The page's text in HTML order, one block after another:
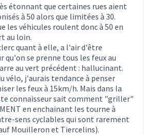
étonnant que certaines rues aient
à 50 alors que limitées à 30.
les véhicules roulent donc à 50 en
au loin.
quant à elle, a l'air d'être
qu'on se prenne tous les feux au
au vert précédent : hallucinant.
vélo, j'aurais tendance à penser
les feux à 15km/h. Mais dans la
connaisseur sait comment "griller"
en enchainant les tourne à
sens cyclables qui sont rarement
Mouilleron et Tiercelins).